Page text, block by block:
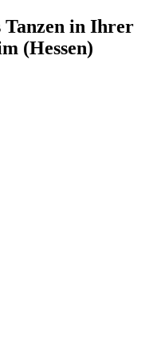
Tanzen in Ihrer
(Hessen)